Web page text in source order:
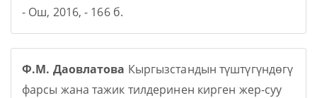
- Ош, 2016, - 166 б.
Ф.М. Даовлатова Кыргызстандын түштүгүндөгү
фарсы жана тажик тилдеринен кирген жер-суу